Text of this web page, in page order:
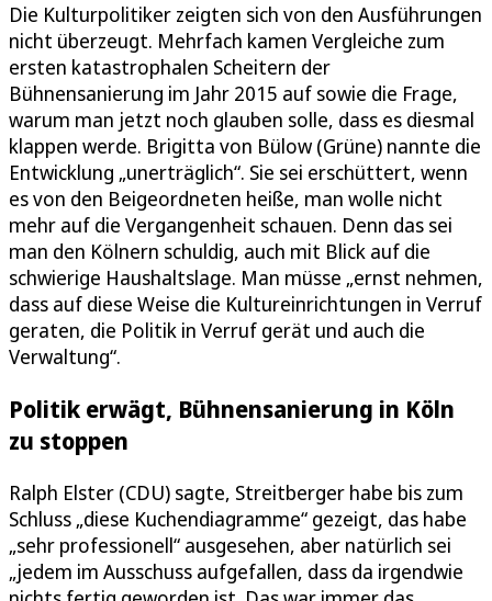
Die Kulturpolitiker zeigten sich von den Ausführungen
nicht überzeugt. Mehrfach kamen Vergleiche zum
ersten katastrophalen Scheitern der
Bühnensanierung im Jahr 2015 auf sowie die Frage,
warum man jetzt noch glauben solle, dass es diesmal
klappen werde. Brigitta von Bülow (Grüne) nannte die
Entwicklung „unerträglich“. Sie sei erschüttert, wenn
es von den Beigeordneten heiße, man wolle nicht
mehr auf die Vergangenheit schauen. Denn das sei
man den Kölnern schuldig, auch mit Blick auf die
schwierige Haushaltslage. Man müsse „ernst nehmen,
dass auf diese Weise die Kultureinrichtungen in Verruf
geraten, die Politik in Verruf gerät und auch die
Verwaltung“.
Politik erwägt, Bühnensanierung in Köln
zu stoppen
Ralph Elster (CDU) sagte, Streitberger habe bis zum
Schluss „diese Kuchendiagramme“ gezeigt, das habe
„sehr professionell“ ausgesehen, aber natürlich sei
„jedem im Ausschuss aufgefallen, dass da irgendwie